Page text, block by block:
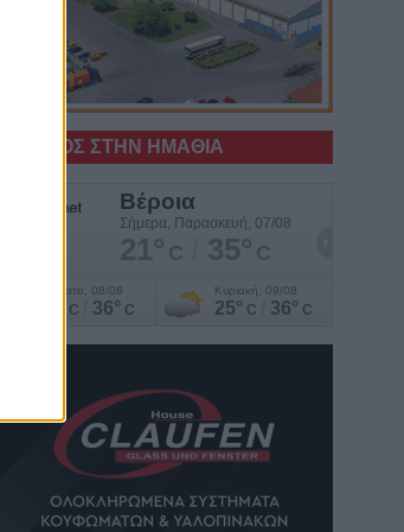
Ο ΚΑΙΡΟΣ ΣΤΗΝ ΗΜΑΘΙΑ